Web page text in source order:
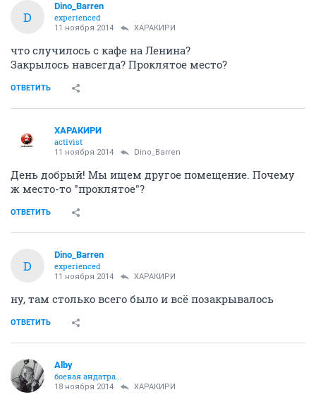
D
Dino_Barren
experienced
11 ноября 2014 ХАРАКИРИ
что случилось с кафе на Ленина?
Закрылось навсегда? Проклятое место?
ОТВЕТИТЬ
ХАРАКИРИ
activist
11 ноября 2014 Dino_Barren
День добрый! Мы ищем другое помещение. Почему
ж место-то "проклятое"?
ОТВЕТИТЬ
D
Dino_Barren
experienced
11 ноября 2014 ХАРАКИРИ
ну, там столько всего было и всё позакрывалось
ОТВЕТИТЬ
Alby
боевая андатра...
18 ноября 2014 ХАРАКИРИ